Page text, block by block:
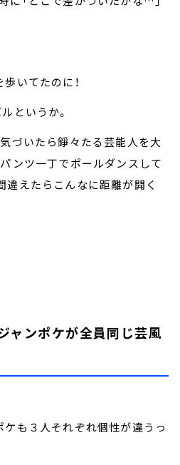
いてたのに！
というか。
気づいたら錚々たる芸能人を大
ンツ一丁でポールダンスして
違えたらこんなに距離が開く
ャンポケが全員同じ芸風
ケも３人それぞれ個性が違うっ